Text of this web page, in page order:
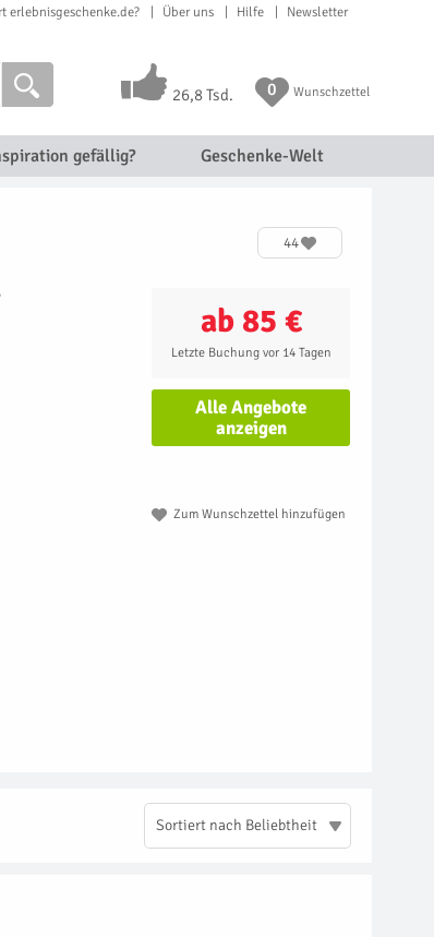
erlebnisgeschenke.de? Über uns Hilfe Newsletter
26,8 Tsd. 0 Wunschzettel
gefällig? Geschenke-Welt
44
ab 85 €
Letzte Buchung vor 14 Tagen
Alle Angebote
anzeigen
Zum Wunschzettel hinzufügen
Sortiert nach Beliebtheit